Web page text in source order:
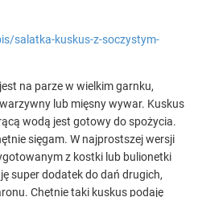
salatka-kuskus-z-soczystym-
na parze w wielkim garnku,
lub mięsny wywar. Kuskus
wodą jest gotowy do spożycia.
sięgam. W najprostszej wersji
z kostki lub bulionetki
super dodatek do dań drugich,
Chętnie taki kuskus podaję